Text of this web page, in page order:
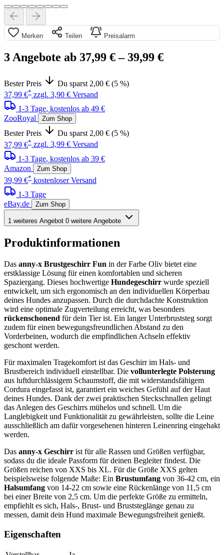
Merken Teilen Preisalarm
3 Angebote ab 37,99 €– 39,99 €
Bester Preis
Du sparst 2,00 € (5 %)
37,99 €* zzgl. 3,90 € Versand
1-3 Tage, kostenlos ab 49 €
ZooRoyal
Zum Shop
Bester Preis
Du sparst 2,00 € (5 %)
37,99 €* zzgl. 3,99 € Versand
1-3 Tage, kostenlos ab 39 €
Amazon
Zum Shop
39,99 €* kostenloser Versand
1-3 Tage
eBay.de
Zum Shop
1 weiteres Angebot 0 weitere Angebote
Produktinformationen
Das anny-x Brustgeschirr Fun in der Farbe Oliv bietet eine
erstklassige Lösung für einen komfortablen und sicheren
Spaziergang. Dieses hochwertige Hundegeschirr wurde speziell
entwickelt, um sich ergonomisch an den individuellen Körperbau
deines Hundes anzupassen. Durch die durchdachte Konstruktion
wird eine optimale Zugverteilung erreicht, was besonders
rückenschonend für dein Tier ist. Ein langer Unterbruststeg sorgt
zudem für einen bewegungsfreundlichen Abstand zu den
Vorderbeinen, wodurch die empfindlichen Achseln effektiv
geschont werden.
Für maximalen Tragekomfort ist das Geschirr im Hals- und
Brustbereich individuell einstellbar. Die vollunterlegte Polsterung
aus luftdurchlässigem Schaumstoff, die mit widerstandsfähigem
Cordura eingefasst ist, garantiert ein weiches Gefühl auf der Haut
deines Hundes. Dank der zwei praktischen Steckschnallen gelingt
das Anlegen des Geschirrs mühelos und schnell. Um die
Langlebigkeit und Funktionalität zu gewährleisten, sollte die Leine
ausschließlich am dafür vorgesehenen hinteren Leinenring eingehakt
werden.
Das anny-x Geschirr ist für alle Rassen und Größen verfügbar,
sodass du die ideale Passform für deinen Begleiter findest. Die
Größen reichen von XXS bis XL. Für die Größe XXS gelten
beispielsweise folgende Maße: Ein Brustumfang von 36-42 cm, ein
Halsumfang von 14-22 cm sowie eine Rückenlänge von 11,5 cm
bei einer Breite von 2,5 cm. Um die perfekte Größe zu ermitteln,
empfiehlt es sich, Hals-, Brust- und Bruststeglänge genau zu
messen, damit dein Hund maximale Bewegungsfreiheit genießt.
Eigenschaften